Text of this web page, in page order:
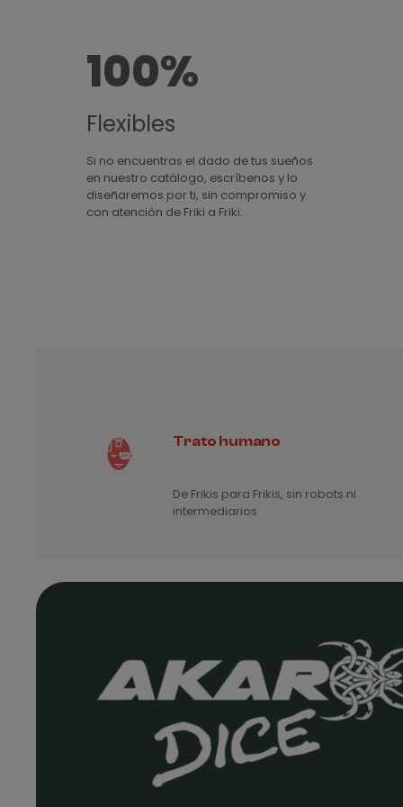
100%
Flexibles
Si no encuentras el dado de tus sueños
en nuestro catálogo, escríbenos y lo
diseñaremos por ti, sin compromiso y
con atención de Friki a Friki.
Trato humano
De Frikis para Frikis, sin robots ni
intermediarios